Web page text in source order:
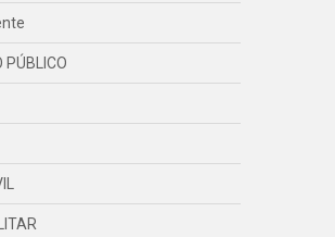
PÚBLICO